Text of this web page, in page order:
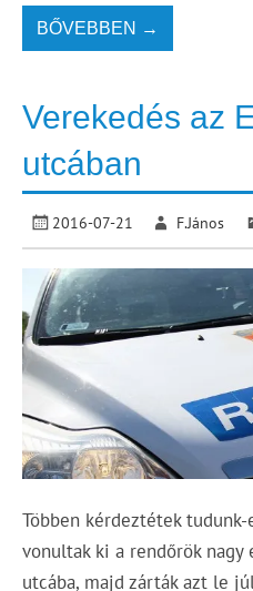
BŐVEBBEN →
Verekedés az
utcában
2016-07-21 F.János
Többen kérdeztétek
vonultak ki a rendőrök nagy
utcába, majd zárták azt le